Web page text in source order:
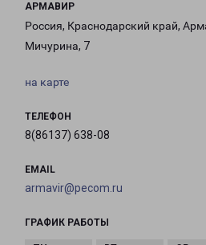
АРМАВИР
Россия, Краснодарский край,
Мичурина, 7
на карте
ТЕЛЕФОН
8(86137) 638-08
EMAIL
armavir@pecom.ru
ГРАФИК РАБОТЫ